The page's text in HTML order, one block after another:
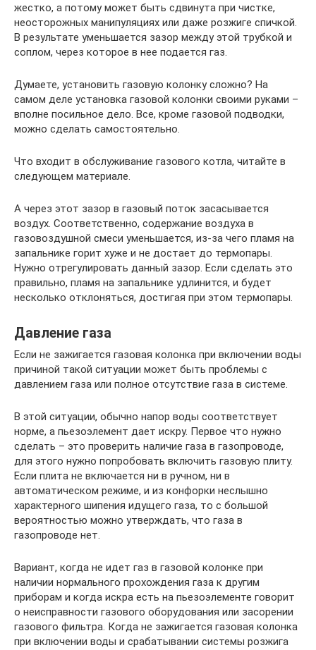
жестко, а потому может быть сдвинута при чистке,
неосторожных манипуляциях или даже розжиге спичкой.
В результате уменьшается зазор между этой трубкой и
соплом, через которое в нее подается газ.
Думаете, установить газовую колонку сложно? На
самом деле установка газовой колонки своими руками –
вполне посильное дело. Все, кроме газовой подводки,
можно сделать самостоятельно.
Что входит в обслуживание газового котла, читайте в
следующем материале.
А через этот зазор в газовый поток засасывается
воздух. Соответственно, содержание воздуха в
газовоздушной смеси уменьшается, из-за чего пламя на
запальнике горит хуже и не достает до термопары.
Нужно отрегулировать данный зазор. Если сделать это
правильно, пламя на запальнике удлинится, и будет
несколько отклоняться, достигая при этом термопары.
Давление газа
Если не зажигается газовая колонка при включении воды
причиной такой ситуации может быть проблемы с
давлением газа или полное отсутствие газа в системе.
В этой ситуации, обычно напор воды соответствует
норме, а пьезоэлемент дает искру. Первое что нужно
сделать – это проверить наличие газа в газопроводе,
для этого нужно попробовать включить газовую плиту.
Если плита не включается ни в ручном, ни в
автоматическом режиме, и из конфорки неслышно
характерного шипения идущего газа, то с большой
вероятностью можно утверждать, что газа в
газопроводе нет.
Вариант, когда не идет газ в газовой колонке при
наличии нормального прохождения газа к другим
приборам и когда искра есть на пьезоэлементе говорит
о неисправности газового оборудования или засорении
газового фильтра. Когда не зажигается газовая колонка
при включении воды и срабатывании системы розжига